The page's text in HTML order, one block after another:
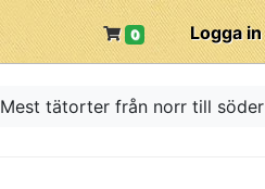
Logga in
0
Mest tätorter från norr till söder